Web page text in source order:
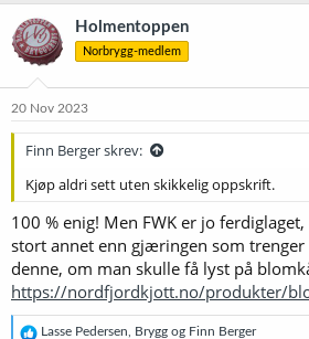
Noen som har testet denne, og vet om den
Holmentoppen
Norbrygg-medlem
20 Nov 2023
Finn Berger skrev:
Kjøp aldri sett uten skikkelig oppskrift.
100 % enig! Men FWK er jo
stort annet enn gjæringen som trenger
denne, om man skulle få lyst på
https://nordfjordkjott.no/produkter/
RLasse Pedersen Brygg og Finn Berger